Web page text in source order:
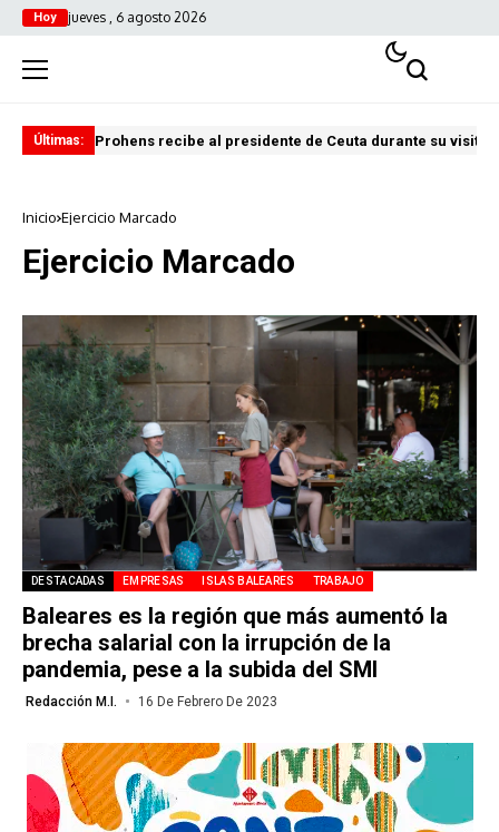
Hoy jueves , 6 agosto 2026
Últimas: Prohens recibe al presidente de Ceuta durante su visita
Inicio Ejercicio Marcado
Ejercicio Marcado
DESTACADAS EMPRESAS ISLAS BALEARES TRABAJO
Baleares es la región que más aumentó la
brecha salarial con la irrupción de la
pandemia, pese a la subida del SMI
Redacción M.I. 16 De Febrero De 2023